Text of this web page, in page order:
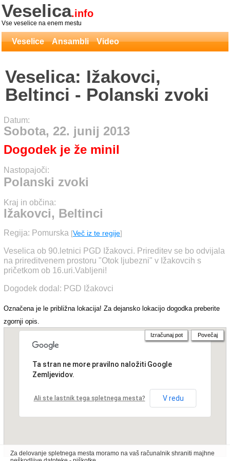
Veselica.info
Vse veselice na enem mestu
Veselice Ansambli Video
Veselica: Ižakovci,
Beltinci - Polanski zvoki
Datum:
Sobota, 22. junij 2013
Dogodek je že minil
Nastopajoči:
Polanski zvoki
Kraj in občina:
Ižakovci, Beltinci
Regija: Pomurska [Več iz te regije]
Veselica ob 90.letnici PGD Ižakovci. Prireditev se bo odvijala
na prireditvenem prostoru "Otok ljubezni" v Ižakovcih s
pričetkom ob 16.uri.Vabljeni!
Dogodek dodal: PGD Ižakovci
Označena je le približna lokacija! Za dejansko lokacijo dogodka preberite
zgornji opis.
Ta stran ne more pravilno naložiti Google
Zemljevidov.
Ali ste lastnik tega spletnega mesta? V redu
Izračunaj pot Povečaj
Za delovanje spletnega mesta moramo na vaš računalnik shraniti majhne